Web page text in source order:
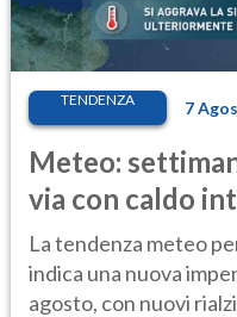
TENDENZA 7
Meteo:
via con caldo
temporale
La tendenza meteo
indica una nuova
agosto, con nuovi